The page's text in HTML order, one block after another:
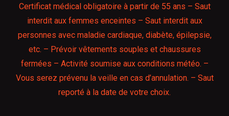
Certificat médical obligatoire à partir de 55 ans – Saut
interdit aux femmes enceintes – Saut interdit aux
personnes avec maladie cardiaque, diabète, épilepsie,
etc. – Prévoir vêtements souples et chaussures
fermées – Activité soumise aux conditions météo. –
Vous serez prévenu la veille en cas d’annulation. – Saut
reporté à la date de votre choix.